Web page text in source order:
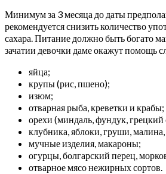
Минимум за 3 месяца до даты
рекомендуется снизить количество
сахара. Питание должно быть богато
зачатии девочки даме окажут помощь
яйца;
крупы (рис, пшено);
изюм;
отварная рыба, креветки и крабы;
орехи (миндаль, фундук, грецкий
клубника, яблоки, груши,
мучные изделия, макароны;
огурцы, болгарский перец,
отварное мясо нежирных сортов.